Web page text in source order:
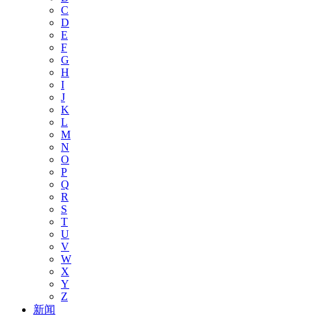
C
D
E
F
G
H
I
J
K
L
M
N
O
P
Q
R
S
T
U
V
W
X
Y
Z
新闻